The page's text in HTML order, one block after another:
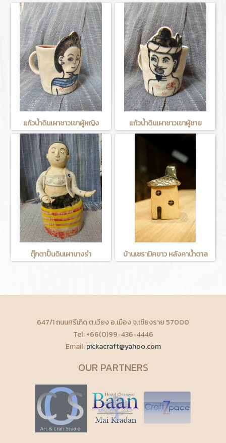
แก้วน้ำดินเผาชาวเขาผู้หญิง แก้วน้ำดินเผาชาวเขาผู้ชาย
ตุ๊กตาปั้นดินเผานางรำ บ้านเซรามิคขาว หลังคาน้ำตาล
647/1 ถนนศรีเกิด ต.เวียง อ.เมือง จ.เชียงราย 57000
Tel: +66(0)99-436-4446
Email:pickacraft@yahoo.com
OUR PARTNERS